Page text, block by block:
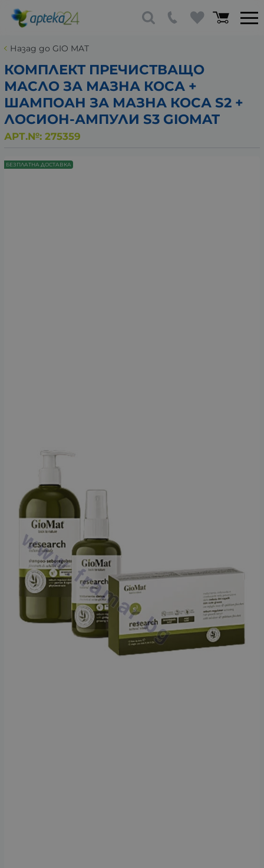
Назад до GIO MAT
КОМПЛЕКТ ПРЕЧИСТВАЩО
МАСЛО ЗА МАЗНА КОСА +
ШАМПОАН ЗА МАЗНА КОСА S2 +
ЛОСИОН-АМПУЛИ S3 GIOMAT
АРТ.№: 275359
БЕЗПЛАТНА ДОСТАВКА